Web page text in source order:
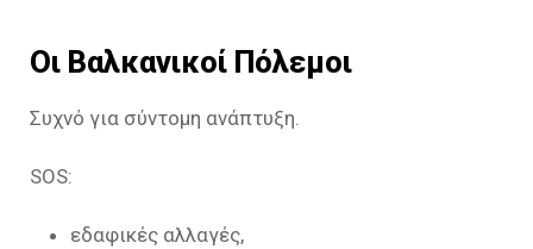
Οι Βαλκανικοί Πόλεμοι
Συχνό για σύντομη ανάπτυξη.
SOS:
εδαφικές αλλαγές,